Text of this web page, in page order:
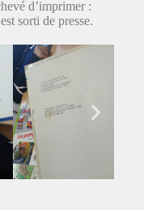
d’imprimer :
sorti de presse.